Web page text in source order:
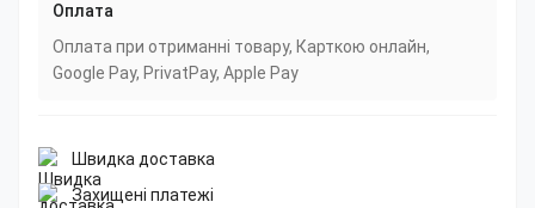
Оплата
Оплата при отриманні товару, Карткою онлайн,
Google Pay, PrivatPay, Apple Pay
Швидка доставка
Захищені платежі